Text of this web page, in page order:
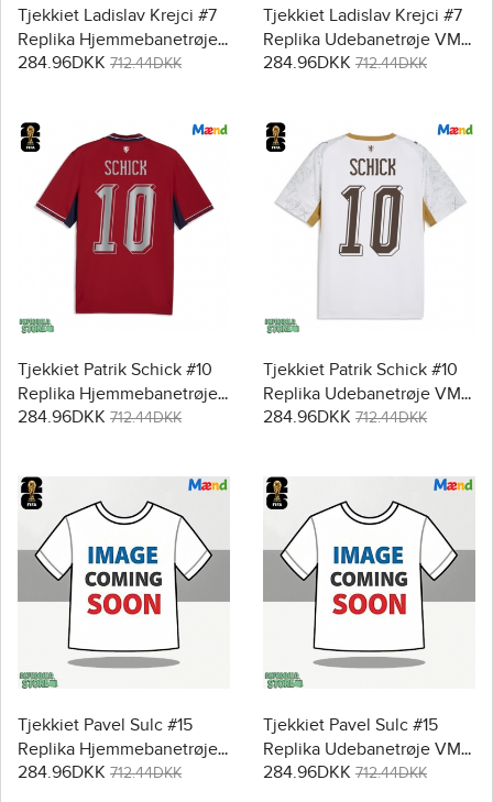
Tjekkiet Ladislav Krejci #7
Replika Hjemmebanetrøje
VM 2026 Kortærmet
284.96DKK 712.44DKK
Tjekkiet Ladislav Krejci #7
Replika Udebanetrøje VM
2026 Kortærmet
284.96DKK 712.44DKK
Tjekkiet Patrik Schick #10
Replika Hjemmebanetrøje
VM 2026 Kortærmet
284.96DKK 712.44DKK
Tjekkiet Patrik Schick #10
Replika Udebanetrøje VM
2026 Kortærmet
284.96DKK 712.44DKK
Tjekkiet Pavel Sulc #15
Replika Hjemmebanetrøje
VM 2026 Kortærmet
284.96DKK 712.44DKK
Tjekkiet Pavel Sulc #15
Replika Udebanetrøje VM
2026 Kortærmet
284.96DKK 712.44DKK